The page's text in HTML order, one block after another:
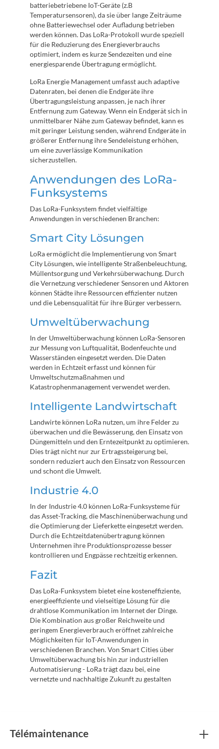
batteriebetriebene IoT-Geräte (z.B
Temperatursensoren), da sie über lange Zeiträume
ohne Batteriewechsel oder Aufladung betrieben
werden können. Das LoRa-Protokoll wurde speziell
für die Reduzierung des Energieverbrauchs
optimiert, indem es kurze Sendezeiten und eine
energiesparende Übertragung ermöglicht.
LoRa Energie Management umfasst auch adaptive
Datenraten, bei denen die Endgeräte ihre
Übertragungsleistung anpassen, je nach ihrer
Entfernung zum Gateway. Wenn ein Endgerät sich in
unmittelbarer Nähe zum Gateway befindet, kann es
mit geringer Leistung senden, während Endgeräte in
größerer Entfernung ihre Sendeleistung erhöhen,
um eine zuverlässige Kommunikation
sicherzustellen.
Anwendungen des LoRa-
Funksystems
Das LoRa-Funksystem findet vielfältige
Anwendungen in verschiedenen Branchen:
Smart City Lösungen
LoRa ermöglicht die Implementierung von Smart
City Lösungen, wie intelligente Straßenbeleuchtung,
Müllentsorgung und Verkehrsüberwachung. Durch
die Vernetzung verschiedener Sensoren und Aktoren
können Städte ihre Ressourcen effizienter nutzen
und die Lebensqualität für ihre Bürger verbessern.
Umweltüberwachung
In der Umweltüberwachung können LoRa-Sensoren
zur Messung von Luftqualität, Bodenfeuchte und
Wasserständen eingesetzt werden. Die Daten
werden in Echtzeit erfasst und können für
Umweltschutzmaßnahmen und
Katastrophenmanagement verwendet werden.
Intelligente Landwirtschaft
Landwirte können LoRa nutzen, um ihre Felder zu
überwachen und die Bewässerung, den Einsatz von
Düngemitteln und den Erntezeitpunkt zu optimieren.
Dies trägt nicht nur zur Ertragssteigerung bei,
sondern reduziert auch den Einsatz von Ressourcen
und schont die Umwelt.
Industrie 4.0
In der Industrie 4.0 können LoRa-Funksysteme für
das Asset-Tracking, die Maschinenüberwachung und
die Optimierung der Lieferkette eingesetzt werden.
Durch die Echtzeitdatenübertragung können
Unternehmen ihre Produktionsprozesse besser
kontrollieren und Engpässe rechtzeitig erkennen.
Fazit
Das LoRa-Funksystem bietet eine kosteneffiziente,
energieeffiziente und vielseitige Lösung für die
drahtlose Kommunikation im Internet der Dinge.
Die Kombination aus großer Reichweite und
geringem Energieverbrauch eröffnet zahlreiche
Möglichkeiten für IoT-Anwendungen in
verschiedenen Branchen. Von Smart Cities über
Umweltüberwachung bis hin zur industriellen
Automatisierung - LoRa trägt dazu bei, eine
vernetzte und nachhaltige Zukunft zu gestalten
Télémaintenance